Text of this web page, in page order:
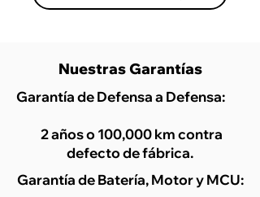
Nuestras Garantías
Garantía de Defensa a Defensa:
2 años o 100,000 km contra
defecto de fábrica.
Garantía de Batería, Motor y MCU: